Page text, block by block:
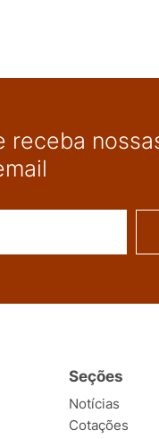
receba
Seções
Notícias
Cotações